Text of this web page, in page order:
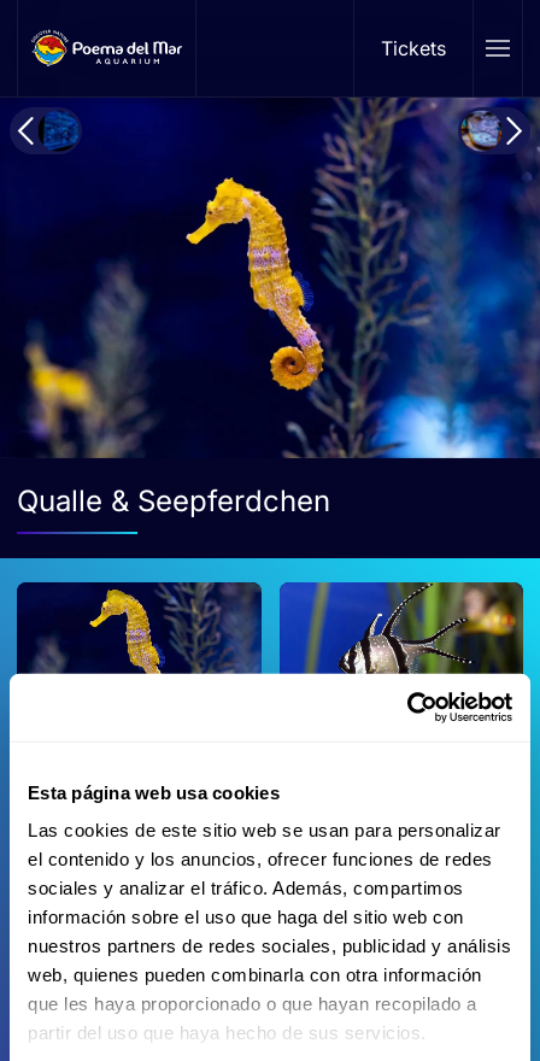
Esta página web usa cookies
Las cookies de este sitio web se usan para personalizar
el contenido y los anuncios, ofrecer funciones de redes
sociales y analizar el tráfico. Además, compartimos
información sobre el uso que haga del sitio web con
nuestros partners de redes sociales, publicidad y análisis
web, quienes pueden combinarla con otra información
que les haya proporcionado o que hayan recopilado a
partir del uso que haya hecho de sus servicios.
Skip to main content Tickets
Qualle & Seepferdchen
Pyjama-Kardinalbarsch Ohrfleck-Röhrenaal